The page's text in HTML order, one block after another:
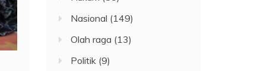
Nasional (149)
Olah raga (13)
Politik (9)